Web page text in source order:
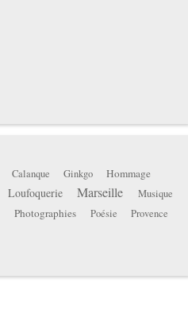
Calanque Ginkgo Hommage
Loufoquerie Marseille Musique
Photographies Poésie Provence